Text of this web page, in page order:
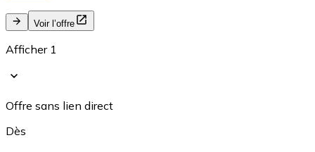
Voir l’offre
Afficher 1
Offre sans lien direct
Dès